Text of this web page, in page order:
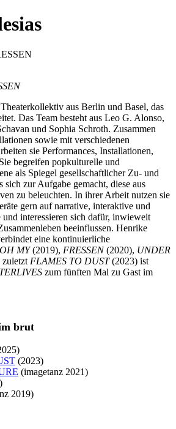
aus Berlin und Basel, das
Das Team besteht aus Leo G. Alonso,
und Sophia Schroth. Zusammen
sowie mit verschiedenen
sie Performances, Installationen,
begreifen popkulturelle und
als Spiegel gesellschaftlicher Zu- und
sich zur Aufgabe gemacht, diese aus
zu beleuchten. In ihrer Arbeit nutzen sie
gern auf narrative, interaktive und
interessieren sich dafür, inwieweit
beeinflussen. Henrike
eine kontinuierliche
OH MY(2019), FRESSEN (2020), UNDER
zuletzt FLAMES TO DUST(2023) ist
zum fünften Mal zu Gast im
brut
(2023)
(imagetanz 2021)
2019)